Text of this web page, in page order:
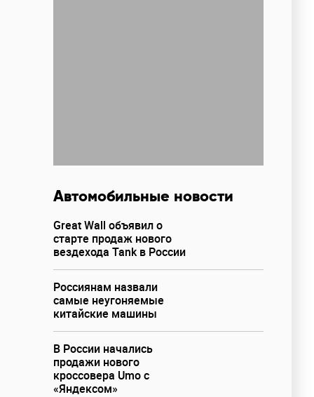
Автомобильные новости
Great Wall объявил о
старте продаж нового
вездехода Tank в России
Россиянам назвали
самые неугоняемые
китайские машины
В России начались
продажи нового
кроссовера Umo с
«Яндексом»